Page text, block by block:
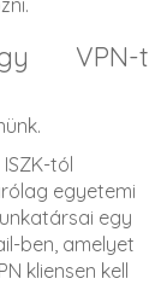
VPN-t
tól
egyetemi
egy
ben, amelyet
kliensen kell